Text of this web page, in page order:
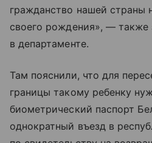
гражданство нашей страны
своего рождения», — также
в департаменте.
Там пояснили, что для
границы такому ребенку
биометрический паспорт
однократный въезд в